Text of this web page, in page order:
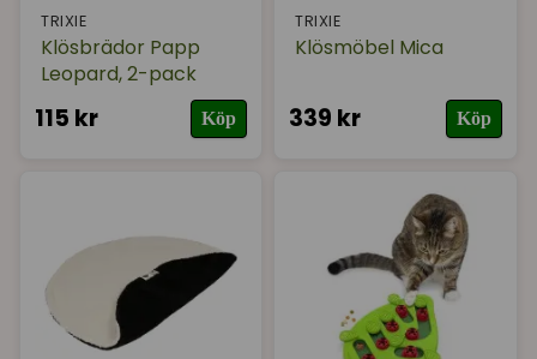
TRIXIE
Klösbrädor Papp
Leopard, 2-pack
115 kr Köp
TRIXIE
Klösmöbel Mica
339 kr Köp